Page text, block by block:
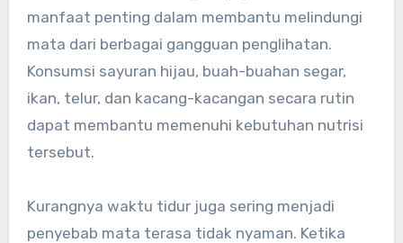
manfaat penting dalam membantu melindungi
mata dari berbagai gangguan penglihatan.
Konsumsi sayuran hijau, buah-buahan segar,
ikan, telur, dan kacang-kacangan secara rutin
dapat membantu memenuhi kebutuhan nutrisi
tersebut.
Kurangnya waktu tidur juga sering menjadi
penyebab mata terasa tidak nyaman. Ketika